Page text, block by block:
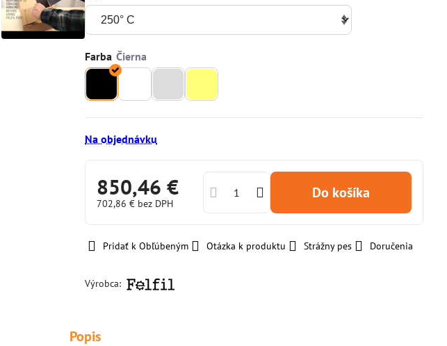
Farba
Na objednávku
850,46 €
702,86 € bez DPH
Do košíka
Pridať k Obľúbeným Otázka k produktu Strážny pes Doručenia
Výrobca:
Popis